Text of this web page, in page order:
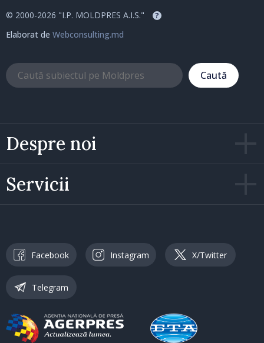
Despre noi
Servicii
© 2000-2026 "I.P. MOLDPRES A.I.S." ?
Elaborat de Webconsulting.md
Caută
Facebook Instagram X/Twitter
Telegram